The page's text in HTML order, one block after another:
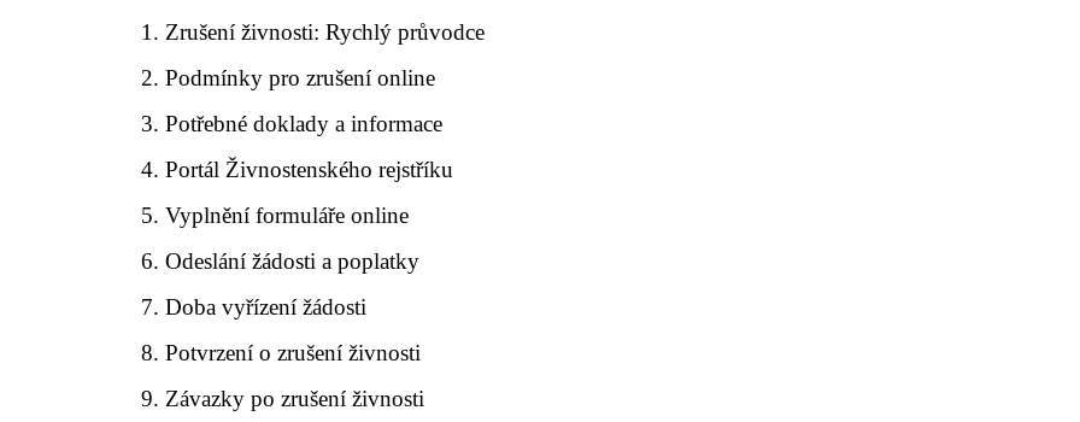
Zrušení živnosti: Rychlý průvodce
Podmínky pro zrušení online
Potřebné doklady a informace
Portál Živnostenského rejstříku
Vyplnění formuláře online
Odeslání žádosti a poplatky
Doba vyřízení žádosti
Potvrzení o zrušení živnosti
Závazky po zrušení živnosti